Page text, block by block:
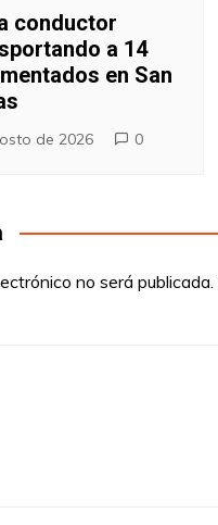
conductor
a 14
en San
de 2026 0
no será publicada.